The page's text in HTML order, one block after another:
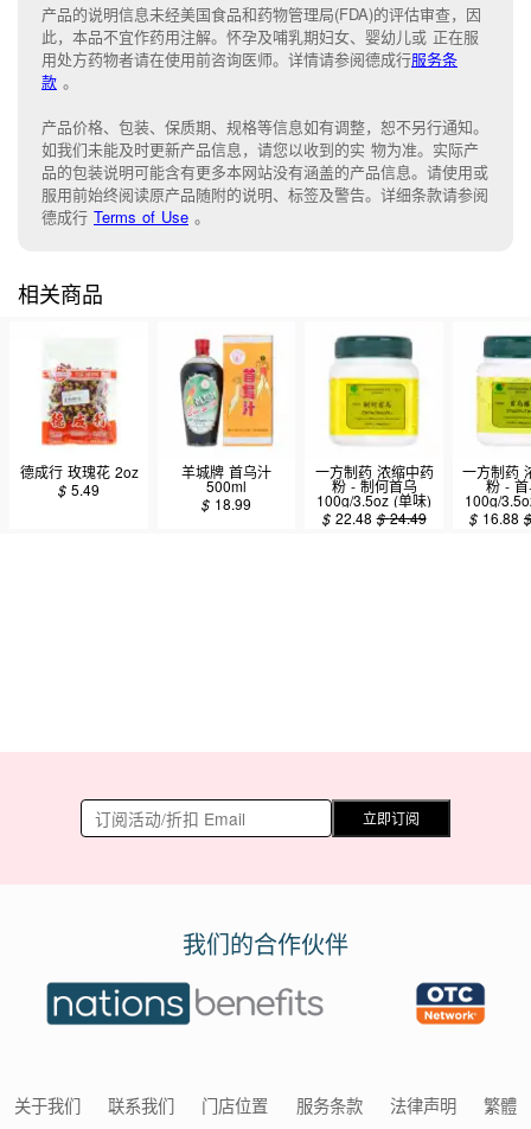
产品的说明信息未经美国食品和药物管理局(FDA)的评估审查，因
此，本品不宜作药用注解。怀孕及哺乳期妇女、婴幼儿或 正在服
用处方药物者请在使用前咨询医师。详情请参阅德成行服务条
款 。
产品价格、包装、保质期、规格等信息如有调整，恕不另行通知。
如我们未能及时更新产品信息， 请您以收到的实 物为准。 实际产
品的包装说明可能含有更多本网站没有涵盖的产品信息。请使用或
服用前始终阅读原产品随附的说明、 标签及警告。 详细条款请参阅
德成行 Terms of Use 。
相关商品
德成行 玫瑰花 2oz
$5.49
羊城牌 首乌汁
500ml
$ 18.99
一方制药 浓缩中药
粉 - 制何首乌
100g/3.5oz (单味)
$ 22.48 $24.49
一方制药
粉 -
100g/
$ 16.88
立即订阅
我们的合作伙伴
关于我们 联系我们 门店位置 服务条款 法律声明 繁體